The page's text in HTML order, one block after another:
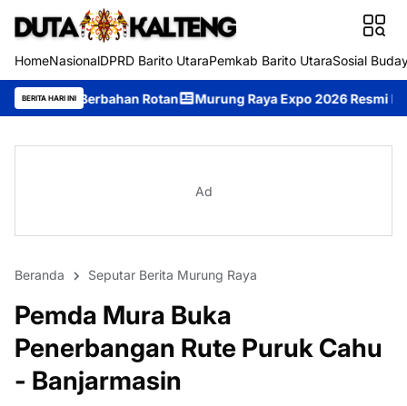
HomeNasionalDPRD Barito UtaraPemkab Barito UtaraSosial
BERITA HARI INI
Rotan Murung Raya Expo 2026 Resmi Dibuka, Jadi Ajang
Ad
Beranda Seputar Berita Murung Raya
Pemda Mura Buka
Penerbangan Rute Puruk Cahu
- Banjarmasin